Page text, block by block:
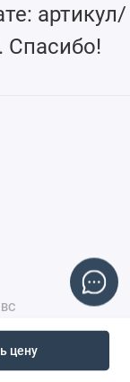
цену
артикул/
Спасибо!